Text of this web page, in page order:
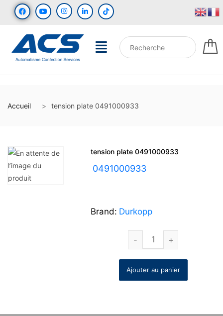
Accueil tension plate 0491000933
tension plate 0491000933
0491000933
Brand: Durkopp
Ajouter au panier